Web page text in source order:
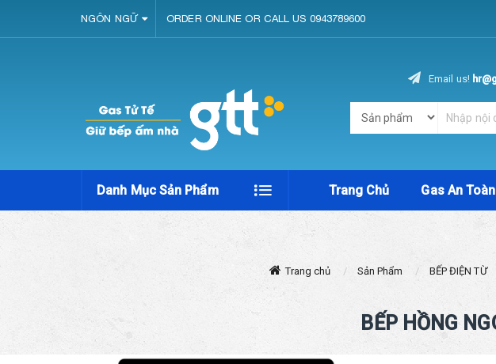
NGÔN NGỮ ORDER ONLINE OR CALL US 0943789600
Email us!
Danh Mục Sản Phẩm Trang Chủ Gas An Toàn
Trang chủ Sản Phẩm BẾP ĐIỆN TỪ
BẾP HỒNG